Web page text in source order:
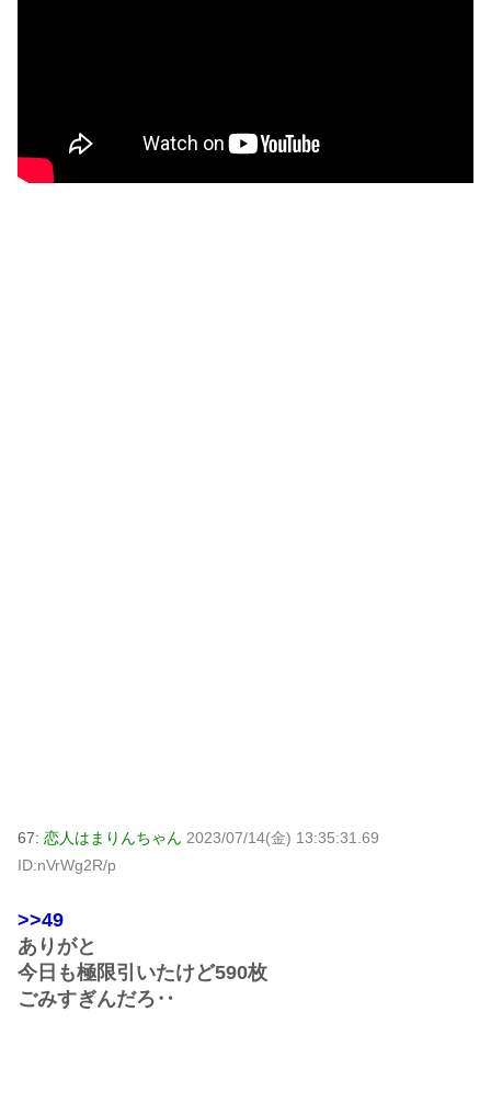
67: 恋人はまりんちゃん 2023/07/14(金) 13:35:31.69
ID:nVrWg2R/p
>>49
ありがと
今日も極限引いたけど590枚
ごみすぎんだろ‥